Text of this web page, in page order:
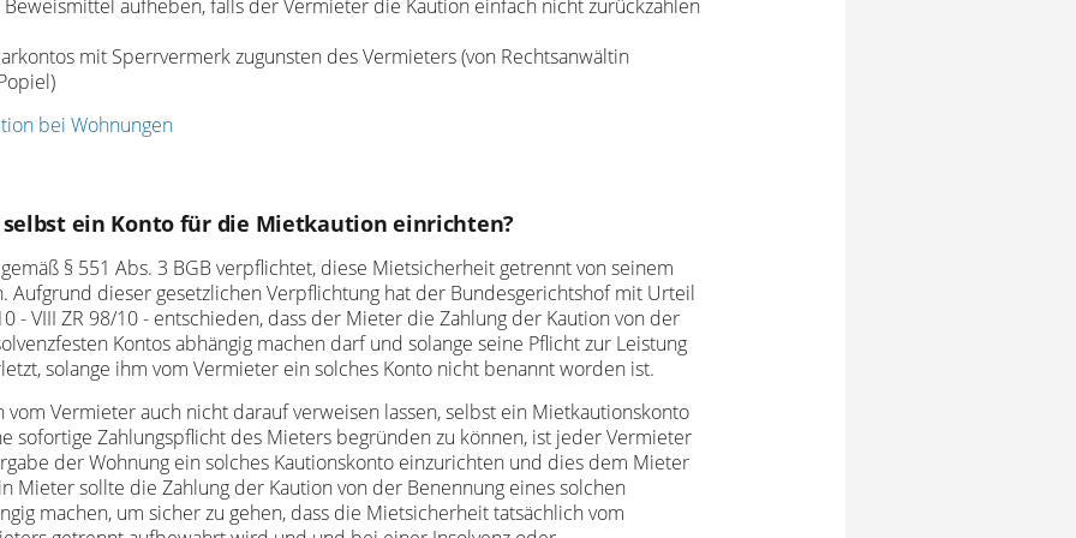
Beweismittel aufheben, falls der Vermieter die Kaution einfach nicht zurückzahlen
mit Sperrvermerk zugunsten des Vermieters (von Rechtsanwältin
bei Wohnungen
ein Konto für die Mietkaution einrichten?
§ 551 Abs. 3 BGB verpflichtet, diese Mietsicherheit getrennt von seinem
Aufgrund dieser gesetzlichen Verpflichtung hat der Bundesgerichtshof mit Urteil
- VIII ZR 98/10 - entschieden, dass der Mieter die Zahlung der Kaution von der
Kontos abhängig machen darf und solange seine Pflicht zur Leistung
solange ihm vom Vermieter ein solches Konto nicht benannt worden ist.
vom Vermieter auch nicht darauf verweisen lassen, selbst ein Mietkautionskonto
sofortige Zahlungspflicht des Mieters begründen zu können, ist jeder Vermieter
der Wohnung ein solches Kautionskonto einzurichten und dies dem Mieter
Mieter sollte die Zahlung der Kaution von der Benennung eines solchen
machen, um sicher zu gehen, dass die Mietsicherheit tatsächlich vom